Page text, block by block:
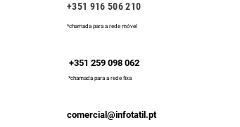
+351 916 506 210
*chamada para a rede móvel
+351 259 098 062
*chamada para a rede fixa
comercial@infotatil.pt